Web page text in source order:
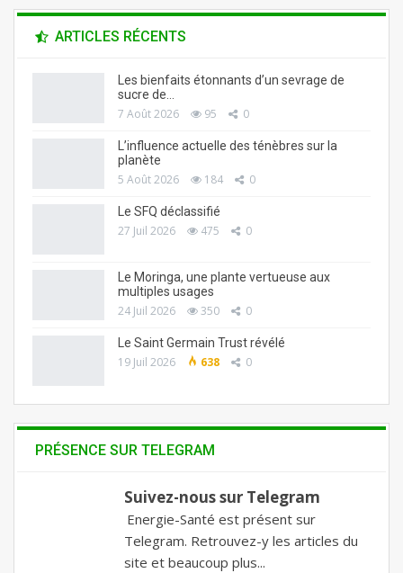
ARTICLES RÉCENTS
Les bienfaits étonnants d’un sevrage de
sucre de…
7 Août 2026 95 0
L’influence actuelle des ténèbres sur la
planète
5 Août 2026 184 0
Le SFQ déclassifié
27 Juil 2026 475 0
Le Moringa, une plante vertueuse aux
multiples usages
24 Juil 2026 350 0
Le Saint Germain Trust révélé
19 Juil 2026 638 0
PRÉSENCE SUR TELEGRAM
Suivez-nous sur Telegram
Energie-Santé est présent sur
Telegram. Retrouvez-y les articles du
site et beaucoup plus...